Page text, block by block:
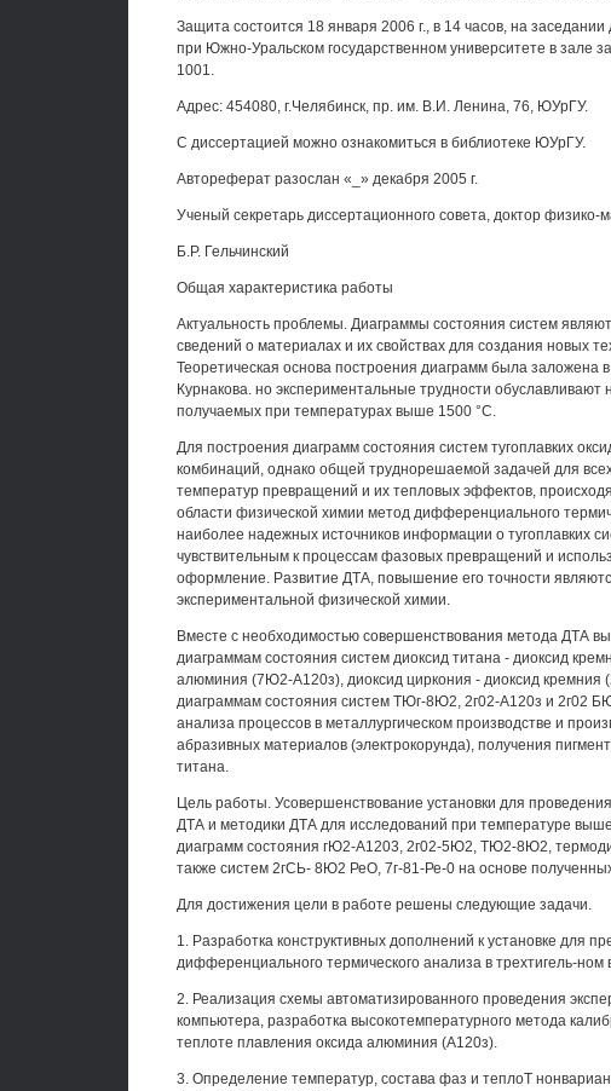
Защита состоится 18 января 2006 г., в 14 часов, на
при Южно-Уральском государственном университете в зале
1001.
Адрес: 454080, г.Челябинск, пр. им. В.И. Ленина, 76, ЮУрГУ.
С диссертацией можно ознакомиться в библиотеке ЮУрГУ.
Автореферат разослан «_» декабря 2005 г.
Ученый секретарь диссертационного совета, доктор физико-
Б.Р. Гельчинский
Общая характеристика работы
Актуальность проблемы. Диаграммы состояния систем
сведений о материалах и их свойствах для создания новых
Теоретическая основа построения диаграмм была заложена
Курнакова. но экспериментальные трудности
получаемых при температурах выше 1500 °С.
Для построения диаграмм состояния систем тугоплавких
комбинаций, однако общей труднорешаемой задачей для
температур превращений и их тепловых эффектов,
области физической химии метод дифференциального
наиболее надежных источников информации о тугоплавких
чувствительным к процессам фазовых превращений и
оформление. Развитие ДТА, повышение его точности
экспериментальной физической химии.
Вместе с необходимостью совершенствования метода ДТА
диаграммам состояния систем диоксид титана - диоксид
алюминия (7Ю2-А120з), диоксид циркония - диоксид
диаграммам состояния систем ТЮг-8Ю2, 2г02-А120з и 2г02
анализа процессов в металлургическом производстве и
абразивных материалов (электрокорунда), получения
титана.
Цель работы. Усовершенствование установки для
ДТА и методики ДТА для исследований при температуре
диаграмм состояния гЮ2-А1203, 2г02-5Ю2, ТЮ2-8Ю2,
также систем 2гСЬ- 8Ю2 РеО, 7г-81-Ре-0 на основе
Для достижения цели в работе решены следующие задачи.
1. Разработка конструктивных дополнений к установке для
дифференциального термического анализа в трехтигель-ном
2. Реализация схемы автоматизированного проведения
компьютера, разработка высокотемпературного метода
теплоте плавления оксида алюминия (А120з).
3. Определение температур, состава фаз и теплоТ